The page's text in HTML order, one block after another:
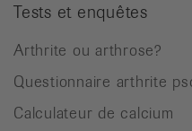
Tests et enquêtes
Arthrite ou arthrose?
Questionnaire arthrite
Calculateur de calcium